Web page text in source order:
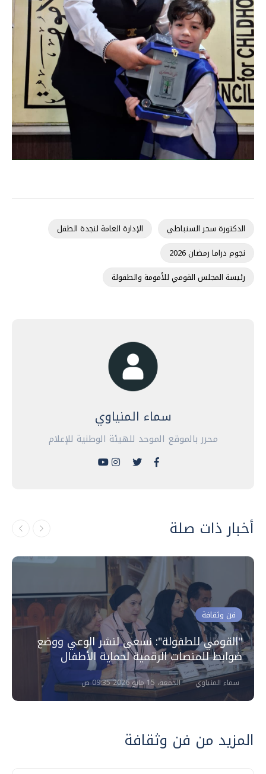
الدكتورة سحر السنباطي
الإدارة العامة لنجدة الطفل
نجوم دراما رمضان 2026
رئيسة المجلس القومي للأمومة والطفولة
سماء المنياوي
محرر بالموقع الموحد للهيئة الوطنية للإعلام
أخبار ذات صلة
فن وثقافة
"القومي للطفولة": نسعى لنشر الوعي ووضع
ضوابط للمنصات الرقمية لحماية الأطفال
سماء المنياوي الجمعة، 15 مايو 2026 09:35 ص
المزيد من فن وثقافة